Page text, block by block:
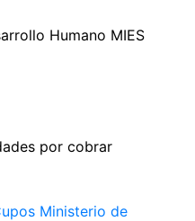
Ministerio de